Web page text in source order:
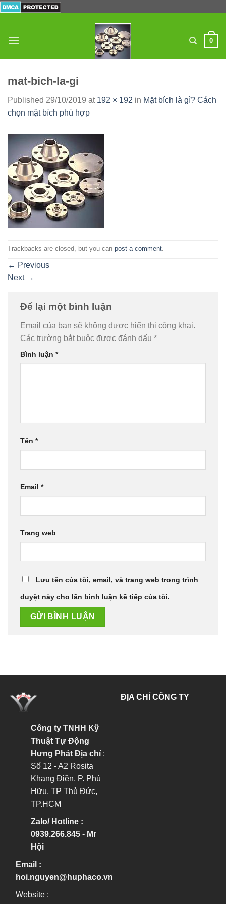
0
mat-bich-la-gi
Published 29/10/2019 at 192 × 192 in Mặt bích là gì? Cách
chọn mặt bích phù hợp
Trackbacks are closed, but you can post a comment.
← Previous
Next →
Để lại một bình luận
Email của bạn sẽ không được hiển thị công khai.
Các trường bắt buộc được đánh dấu *
Bình luận *
Tên *
Email *
Trang web
Lưu tên của tôi, email, và trang web trong trình
duyệt này cho lần bình luận kế tiếp của tôi.
Công ty TNHH Kỹ
Thuật Tự Động
Hưng Phát Địa chỉ :
Số 12 - A2 Rosita
Khang Điền, P. Phú
Hữu, TP Thủ Đức,
TP.HCM
Zalo/ Hotline :
0939.266.845 - Mr
Hội
Email :
hoi.nguyen@huphaco.vn
Website :
ĐỊA CHỈ CÔNG TY